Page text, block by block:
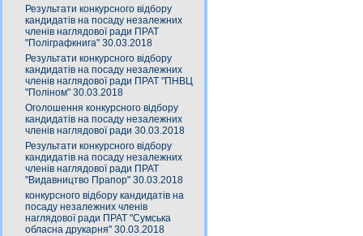
Результати конкурсного відбору
кандидатів на посаду незалежних
членів наглядової ради ПРАТ
"Поліграфкнига" 30.03.2018
Результати конкурсного відбору
кандидатів на посаду незалежних
членів наглядової ради ПРАТ "ПНВЦ
"Поліном" 30.03.2018
Оголошення конкурсного відбору
кандидатів на посаду незалежних
членів наглядової ради 30.03.2018
Результати конкурсного відбору
кандидатів на посаду незалежних
членів наглядової ради ПРАТ
"Видавництво Прапор" 30.03.2018
конкурсного відбору кандидатів на
посаду незалежних членів
наглядової ради ПРАТ "Сумська
обласна друкарня" 30.03.2018